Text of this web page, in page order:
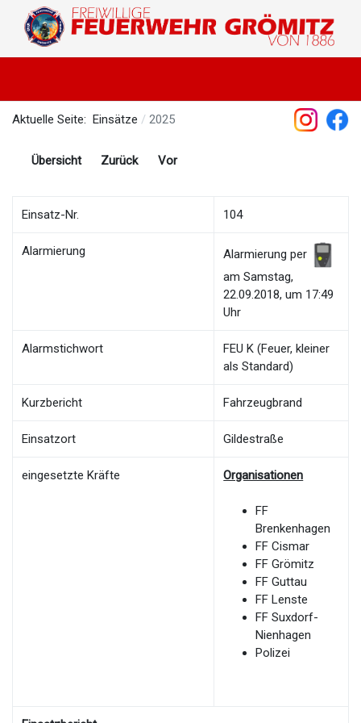
Aktuelle Seite: Einsätze 2025
Übersicht Zurück Vor
Einsatz-Nr. 104
Alarmierung
Alarmierung per
am Samstag,
22.09.2018, um 17:49
Uhr
Alarmstichwort
FEU K (Feuer, kleiner
als Standard)
Kurzbericht Fahrzeugbrand
Einsatzort Gildestraße
eingesetzte Kräfte Organisationen
FF
Brenkenhagen
FF Cismar
FF Grömitz
FF Guttau
FF Lenste
FF Suxdorf-
Nienhagen
Polizei